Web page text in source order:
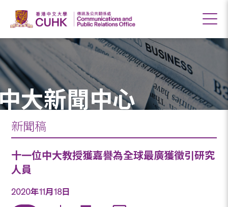
大新聞中心
新聞稿
十一位中大教授獲嘉譽為全球最廣獲徵引研究
人員
2020年11月18日